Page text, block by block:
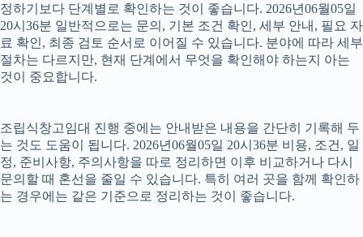
정하기보다 단계별로 확인하는 것이 좋습니다. 2026년06월05일
20시36분 일반적으로는 문의, 기본 조건 확인, 세부 안내, 필요 자
료 확인, 최종 검토 순서로 이어질 수 있습니다. 분야에 따라 세부
절차는 다르지만, 현재 단계에서 무엇을 확인해야 하는지 아는
것이 중요합니다.
조립식창고임대 진행 중에는 안내받은 내용을 간단히 기록해 두
는 것도 도움이 됩니다. 2026년06월05일 20시36분 비용, 조건, 일
정, 준비사항, 주의사항을 따로 정리하면 이후 비교하거나 다시
문의할 때 혼선을 줄일 수 있습니다. 특히 여러 곳을 함께 확인하
는 경우에는 같은 기준으로 정리하는 것이 좋습니다.